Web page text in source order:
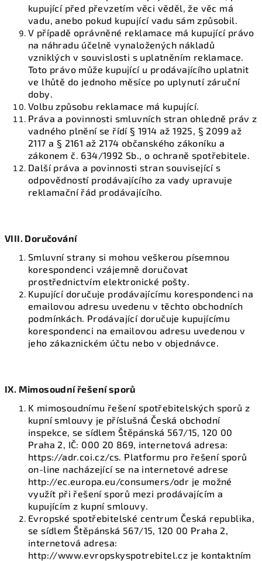
kupující před převzetím věci věděl, že věc má
vadu, anebo pokud kupující vadu sám způsobil.
V případě oprávněné reklamace má kupující právo
na náhradu účelně vynaložených nákladů
vzniklých v souvislosti s uplatněním reklamace.
Toto právo může kupující u prodávajícího uplatnit
ve lhůtě do jednoho měsíce po uplynutí záruční
doby.
Volbu způsobu reklamace má kupující.
Práva a povinnosti smluvních stran ohledně práv z
vadného plnění se řídí § 1914 až 1925, § 2099 až
2117 a § 2161 až 2174 občanského zákoníku a
zákonem č. 634/1992 Sb., o ochraně spotřebitele.
Další práva a povinnosti stran související s
odpovědností prodávajícího za vady upravuje
reklamační řád prodávajícího.
VIII. Doručování
Smluvní strany si mohou veškerou písemnou
korespondenci vzájemně doručovat
prostřednictvím elektronické pošty.
Kupující doručuje prodávajícímu korespondenci na
emailovou adresu uvedenu v těchto obchodních
podmínkách. Prodávající doručuje kupujícímu
korespondenci na emailovou adresu uvedenou v
jeho zákaznickém účtu nebo v objednávce.
IX. Mimosoudní řešení sporů
K mimosoudnímu řešení spotřebitelských sporů z
kupní smlouvy je příslušná Česká obchodní
inspekce, se sídlem Štěpánská 567/15, 120 00
Praha 2, IČ: 000 20 869, internetová adresa:
https://adr.coi.cz/cs. Platformu pro řešení sporů
on-line nacházející se na internetové adrese
http://ec.europa.eu/consumers/odr je možné
využít při řešení sporů mezi prodávajícím a
kupujícím z kupní smlouvy.
Evropské spotřebitelské centrum Česká republika,
se sídlem Štěpánská 567/15, 120 00 Praha 2,
internetová adresa:
http://www.evropskyspotrebitel.cz je kontaktním